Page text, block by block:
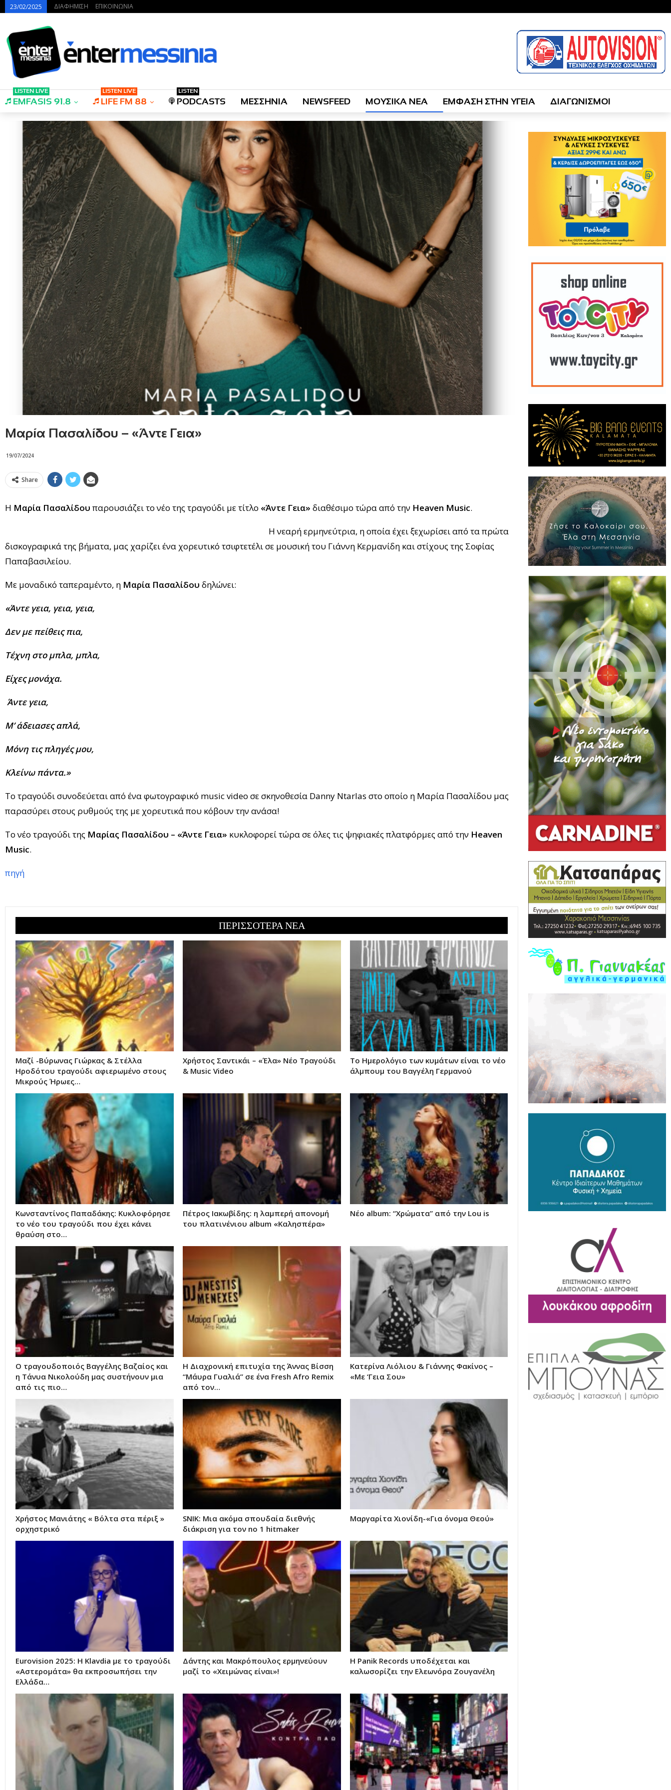
23/02/2025 ΔΙΑΦΗΜΙΣΗ ΕΠΙΚΟΙΝΩΝΙΑ
EMFASIS 91.8
LISTEN LIVE
LIFE FM 88
LISTEN LIVE
PODCASTS
LISTEN
ΜΕΣΣΗΝΙΑ NEWSFEED ΜΟΥΣΙΚΑ ΝΕΑ ΕΜΦΑΣΗ ΣΤΗΝ ΥΓΕΙΑ ΔΙΑΓΩΝΙΣΜΟΙ
Μαρία Πασαλίδου – «Άντε Γεια»
19/07/2024
Share
Η Μαρία Πασαλίδου παρουσιάζει το νέο της τραγούδι με τίτλο «Άντε Γεια» διαθέσιμο τώρα από την Heaven Music.
H νεαρή ερμηνεύτρια, η οποία έχει ξεχωρίσει από τα πρώτα
δισκογραφικά της βήματα, μας χαρίζει ένα χορευτικό τσιφτετέλι σε μουσική του Γιάννη Κερμανίδη και στίχους της Σοφίας
Παπαβασιλείου.
Με μοναδικό ταπεραμέντο, η Μαρία Πασαλίδου δηλώνει:
«Άντε γεια, γεια, γεια,
Δεν με πείθεις πια,
Τέχνη στο μπλα, μπλα,
Είχες μονάχα.
Άντε γεια,
Μ’ άδειασες απλά,
Μόνη τις πληγές μου,
Κλείνω πάντα.»
Το τραγούδι συνοδεύεται από ένα φωτογραφικό music video σε σκηνοθεσία Danny Ntarlas στο οποίο η Μαρία Πασαλίδου μας
παρασύρει στους ρυθμούς της με χορευτικά που κόβουν την ανάσα!
Το νέο τραγούδι της Μαρίας Πασαλίδου – «Άντε Γεια» κυκλοφορεί τώρα σε όλες τις ψηφιακές πλατφόρμες από την Heaven
Music.
πηγή
ΠΕΡΙΣΣΟΤΕΡΑ ΝΕΑ
Μαζί -Βύρωνας Γιώρκας & Στέλλα
Ηροδότου τραγούδι αφιερωμένο στους
Μικρούς Ήρωες…
Χρήστος Σαντικάι – «Έλα» Νέο Τραγούδι
& Music Video
Το Ημερολόγιο των κυμάτων είναι το νέο
άλμπουμ του Βαγγέλη Γερμανού
Κωνσταντίνος Παπαδάκης: Κυκλοφόρησε
το νέο του τραγούδι που έχει κάνει
θραύση στο…
Πέτρος Ιακωβίδης: η λαμπερή απονομή
του πλατινένιου album «Καλησπέρα»
Νέο album: “Χρώματα” από την Lou is
Ο τραγουδοποιός Βαγγέλης Βαζαίος και
η Τάνυα Νικολούδη μας συστήνουν μια
από τις πιο…
Η Διαχρονική επιτυχία της Άννας Βίσση
“Μάυρα Γυαλιά” σε ένα Fresh Afro Remix
από τον…
Κατερίνα Λιόλιου & Γιάννης Φακίνος –
«Με ‘Γεια Σου»
Χρήστος Μανιάτης « Βόλτα στα πέριξ »
ορχηστρικό
SNIK: Μια ακόμα σπουδαία διεθνής
διάκριση για τον no 1 hitmaker
Μαργαρίτα Χιονίδη-«Για όνομα Θεού»
Eurovision 2025: Η Klavdia με το τραγούδι
«Αστερομάτα» θα εκπροσωπήσει την
Ελλάδα…
Δάντης και Μακρόπουλος ερμηνεύουν
μαζί το «Χειμώνας είναι»!
Η Panik Records υποδέχεται και
καλωσορίζει την Ελεωνόρα Ζουγανέλη